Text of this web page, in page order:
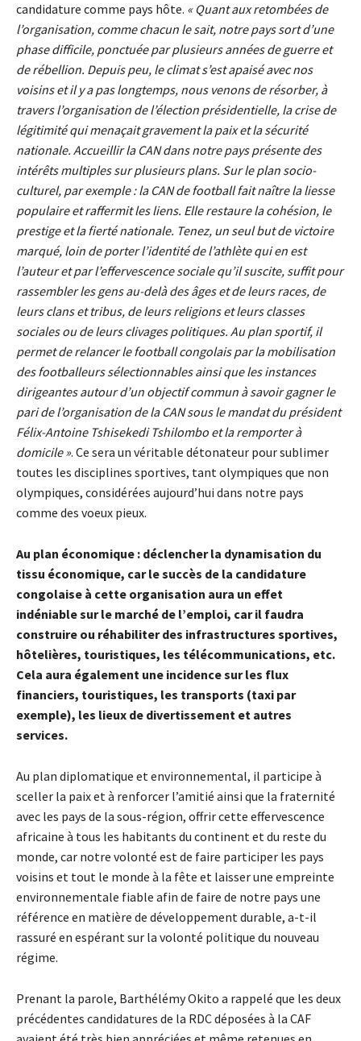
candidature comme pays hôte. « Quant aux retombées de
l’organisation, comme chacun le sait, notre pays sort d’une
phase difficile, ponctuée par plusieurs années de guerre et
de rébellion. Depuis peu, le climat s’est apaisé avec nos
voisins et il y a pas longtemps, nous venons de résorber, à
travers l’organisation de l’élection présidentielle, la crise de
légitimité qui menaçait gravement la paix et la sécurité
nationale. Accueillir la CAN dans notre pays présente des
intérêts multiples sur plusieurs plans. Sur le plan socio-
culturel, par exemple : la CAN de football fait naître la liesse
populaire et raffermit les liens. Elle restaure la cohésion, le
prestige et la fierté nationale. Tenez, un seul but de victoire
marqué, loin de porter l’identité de l’athlète qui en est
l’auteur et par l’effervescence sociale qu’il suscite, suffit pour
rassembler les gens au-delà des âges et de leurs races, de
leurs clans et tribus, de leurs religions et leurs classes
sociales ou de leurs clivages politiques. Au plan sportif, il
permet de relancer le football congolais par la mobilisation
des footballeurs sélectionnables ainsi que les instances
dirigeantes autour d’un objectif commun à savoir gagner le
pari de l’organisation de la CAN sous le mandat du président
Félix-Antoine Tshisekedi Tshilombo et la remporter à
domicile ». Ce sera un véritable détonateur pour sublimer
toutes les disciplines sportives, tant olympiques que non
olympiques, considérées aujourd’hui dans notre pays
comme des voeux pieux.
Au plan économique : déclencher la dynamisation du
tissu économique, car le succès de la candidature
congolaise à cette organisation aura un effet
indéniable sur le marché de l’emploi, car il faudra
construire ou réhabiliter des infrastructures sportives,
hôtelières, touristiques, les télécommunications, etc.
Cela aura également une incidence sur les flux
financiers, touristiques, les transports (taxi par
exemple), les lieux de divertissement et autres
services.
Au plan diplomatique et environnemental, il participe à
sceller la paix et à renforcer l’amitié ainsi que la fraternité
avec les pays de la sous-région, offrir cette effervescence
africaine à tous les habitants du continent et du reste du
monde, car notre volonté est de faire participer les pays
voisins et tout le monde à la fête et laisser une empreinte
environnementale fiable afin de faire de notre pays une
référence en matière de développement durable, a-t-il
rassuré en espérant sur la volonté politique du nouveau
régime.
Prenant la parole, Barthélémy Okito a rappelé que les deux
précédentes candidatures de la RDC déposées à la CAF